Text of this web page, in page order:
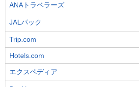
ANAトラベラーズ
JALパック
Trip.com
Hotels.com
エクスペディア